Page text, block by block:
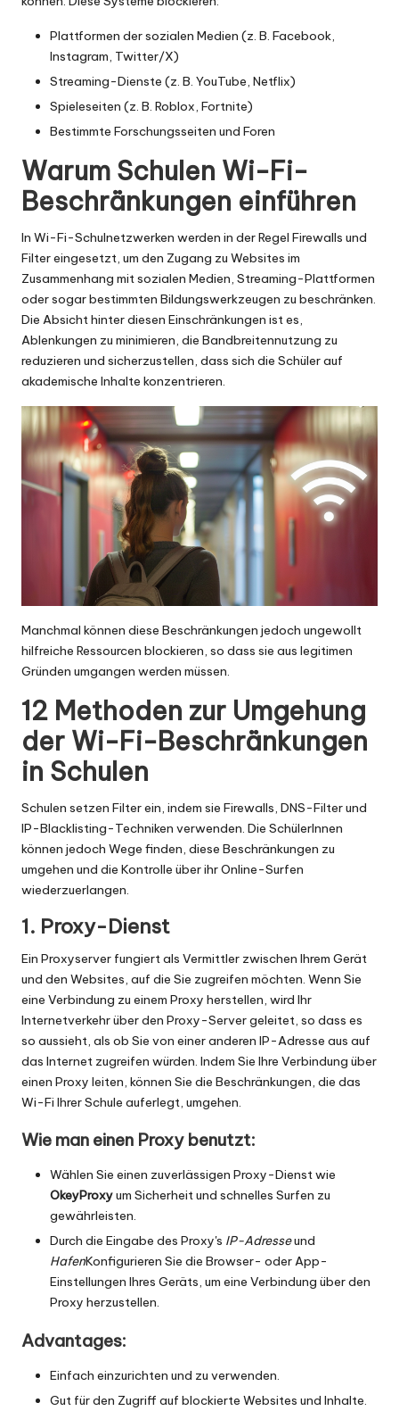
Plattformen der sozialen Medien (z. B. Facebook,
Instagram, Twitter/X)
Streaming-Dienste (z. B. YouTube, Netflix)
Spieleseiten (z. B. Roblox, Fortnite)
Bestimmte Forschungsseiten und Foren
Warum Schulen Wi-Fi-
Beschränkungen einführen
In Wi-Fi-Schulnetzwerken werden in der Regel Firewalls und
Filter eingesetzt, um den Zugang zu Websites im
Zusammenhang mit sozialen Medien, Streaming-Plattformen
oder sogar bestimmten Bildungswerkzeugen zu beschränken.
Die Absicht hinter diesen Einschränkungen ist es,
Ablenkungen zu minimieren, die Bandbreitennutzung zu
reduzieren und sicherzustellen, dass sich die Schüler auf
akademische Inhalte konzentrieren.
Manchmal können diese Beschränkungen jedoch ungewollt
hilfreiche Ressourcen blockieren, so dass sie aus legitimen
Gründen umgangen werden müssen.
12 Methoden zur Umgehung
der Wi-Fi-Beschränkungen
in Schulen
Schulen setzen Filter ein, indem sie Firewalls, DNS-Filter und
IP-Blacklisting-Techniken verwenden. Die SchülerInnen
können jedoch Wege finden, diese Beschränkungen zu
umgehen und die Kontrolle über ihr Online-Surfen
wiederzuerlangen.
1. Proxy-Dienst
Ein Proxyserver fungiert als Vermittler zwischen Ihrem Gerät
und den Websites, auf die Sie zugreifen möchten. Wenn Sie
eine Verbindung zu einem Proxy herstellen, wird Ihr
Internetverkehr über den Proxy-Server geleitet, so dass es
so aussieht, als ob Sie von einer anderen IP-Adresse aus auf
das Internet zugreifen würden. Indem Sie Ihre Verbindung über
einen Proxy leiten, können Sie die Beschränkungen, die das
Wi-Fi Ihrer Schule auferlegt, umgehen.
Wie man einen Proxy benutzt:
Wählen Sie einen zuverlässigen Proxy-Dienst wie
OkeyProxyum Sicherheit und schnelles Surfen zu
gewährleisten.
Durch die Eingabe des Proxy's IP-Adresseund
HafenKonfigurieren Sie die Browser- oder App-
Einstellungen Ihres Geräts, um eine Verbindung über den
Proxy herzustellen.
Advantages:
Einfach einzurichten und zu verwenden.
Gut für den Zugriff auf blockierte Websites und Inhalte.